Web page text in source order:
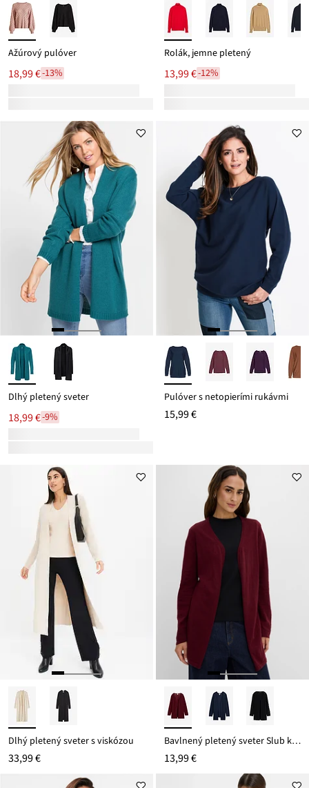
Ažúrový pulóver
18,99 €-13%
Rolák, jemne pletený
13,99 €-12%
Dlhý pletený sveter
18,99 €-9%
Pulóver s netopierími rukávmi
15,99 €
Dlhý pletený sveter s viskózou
33,99 €
Bavlnený pletený sveter Slub kvalita
13,99 €